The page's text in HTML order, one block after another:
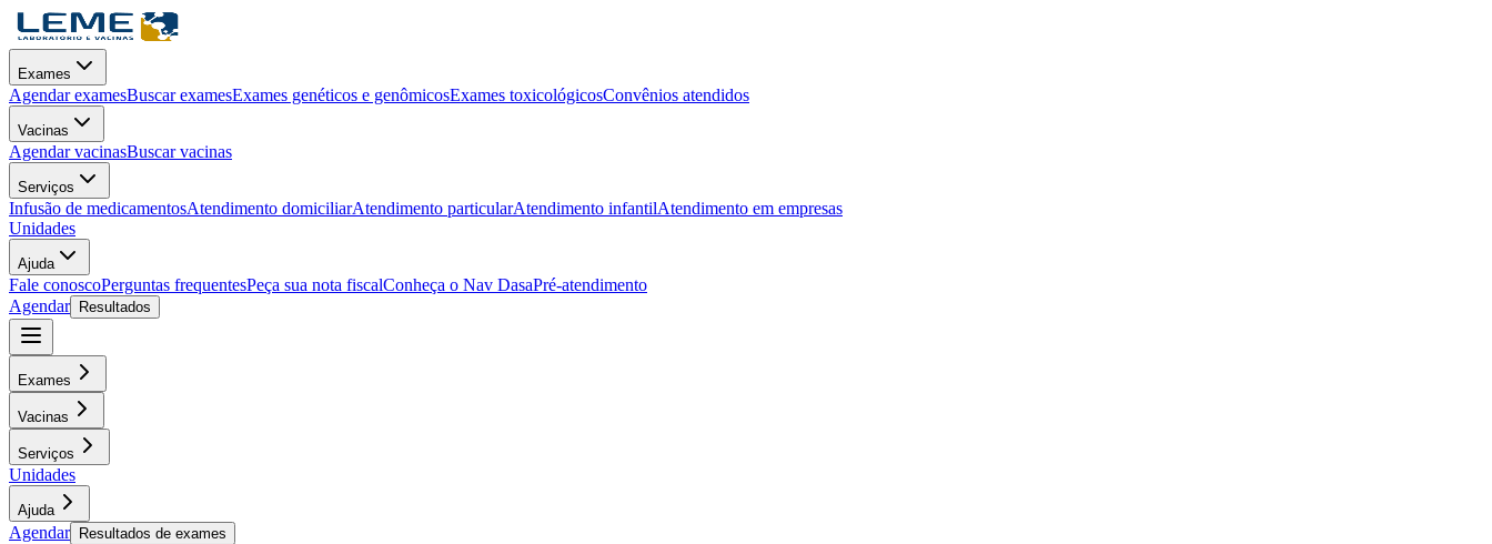
Exames
Agendar examesBuscar examesExames genéticos e genômicosExames toxicológicosConvênios atendidos
Vacinas
Agendar vacinasBuscar vacinas
Serviços
Infusão de medicamentosAtendimento domiciliarAtendimento particularAtendimento infantilAtendimento em empresas
Unidades
Ajuda
Fale conoscoPerguntas frequentesPeça sua nota fiscalConheça o Nav DasaPré-atendimento
Agendar
Resultados
Exames
Vacinas
Serviços
Unidades
Ajuda
Agendar Resultados de exames